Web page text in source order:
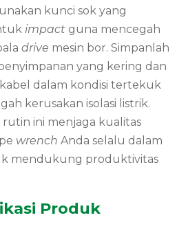
kunci sok yang
impact guna mencegah
drive mesin bor. Simpanlah
yang kering dan
dalam kondisi tertekuk
kerusakan isolasi listrik.
ini menjaga kualitas
wrench Anda selalu dalam
mendukung produktivitas
Produk